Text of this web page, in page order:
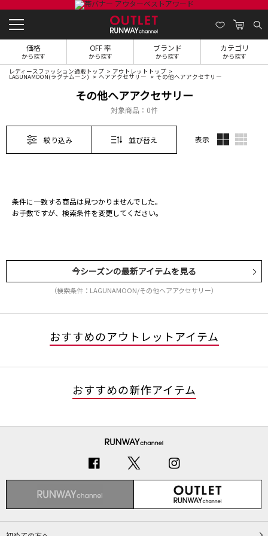
価格
から探す
OFF 率
から探す
ブランド
から探す
カテゴリ
から探す
レディースファッション通販トップ アウトレットトップ
LAGUNAMOON(ラグナムーン) ヘアアクセサリー その他ヘアアクセサリー
その他ヘアアクセサリー
対象商品： 0件
絞り込み 並び替え 表示
条件に一致する商品は見つかりませんでした。
お手数ですが、検索条件を変更してください。
今シーズンの最新アイテムを見る
（検索条件：LAGUNAMOON/その他ヘアアクセサリー）
おすすめのアウトレットアイテム
おすすめの新作アイテム